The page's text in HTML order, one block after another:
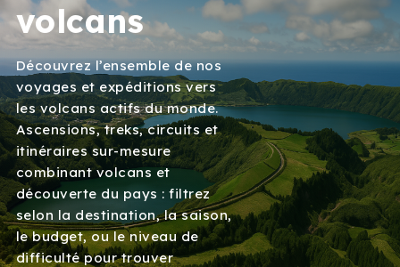
volcans
Découvrez l’ensemble de nos
voyages et expéditions vers
les volcans actifs du monde.
Ascensions, treks, circuits et
itinéraires sur-mesure
combinant volcans et
découverte du pays : filtrez
selon la destination, la saison,
le budget, ou le niveau de
difficulté pour trouver